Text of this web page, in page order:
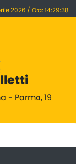
2026 / Ora: 14:29:38
- Parma, 19